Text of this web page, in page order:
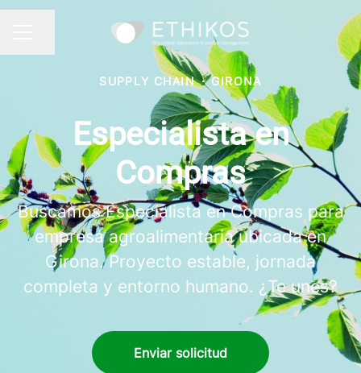
MENÚ DE EMPLEO
Compartir página
SUPPLY CHAIN · GIRONA
Especialista en
Compras
Buscamos Especialista en Compras para
empresa agroalimentaria ubicada en
Girona. Proyecto estable, jornada
completa y entorno humano. ¿Te unes?
Enviar solicitud